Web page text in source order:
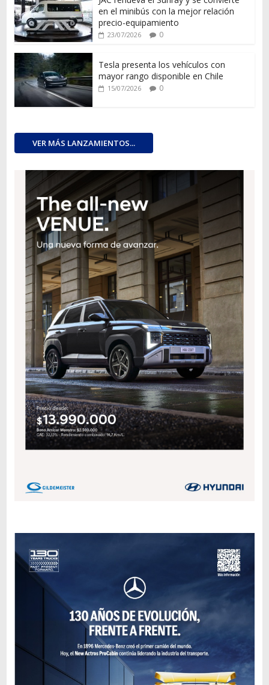
en el minibús con la mejor relación
precio-equipamiento
23/07/2026 0
Tesla presenta los vehículos con
mayor rango disponible en Chile
15/07/2026 0
VER MÁS LANZAMIENTOS...